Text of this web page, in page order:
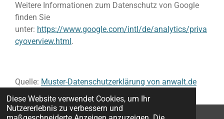
Diese Website verwendet Cookies, um Ihr
Nutzererlebnis zu verbessern und
Weitere Informationen zum Datenschutz von Google
finden Sie
unter: https://www.google.com/intl/de/analytics/priva
cyoverview.html .
Quelle: Muster-Datenschutzerklärung von anwalt.de